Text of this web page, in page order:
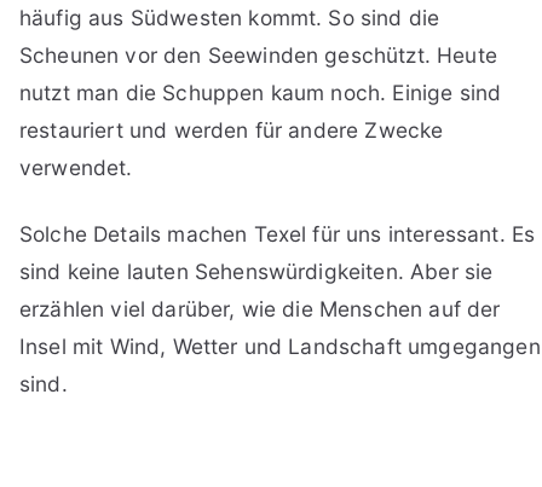
häufig aus Südwesten kommt. So sind die
Scheunen vor den Seewinden geschützt. Heute
nutzt man die Schuppen kaum noch. Einige sind
restauriert und werden für andere Zwecke
verwendet.
Solche Details machen Texel für uns interessant. Es
sind keine lauten Sehenswürdigkeiten. Aber sie
erzählen viel darüber, wie die Menschen auf der
Insel mit Wind, Wetter und Landschaft umgegangen
sind.